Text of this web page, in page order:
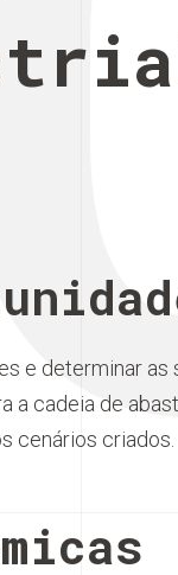
e determinar as
a cadeia de
cenários criados.